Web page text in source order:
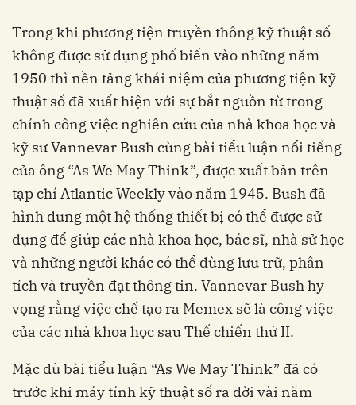
Trong khi phương tiện truyền thông kỹ thuật số
không được sử dụng phổ biến vào những năm
1950 thì nền tảng khái niệm của phương tiện kỹ
thuật số đã xuất hiện với sự bắt nguồn từ trong
chính công việc nghiên cứu của nhà khoa học và
kỹ sư Vannevar Bush cùng bài tiểu luận nổi tiếng
của ông “As We May Think”, được xuất bản trên
tạp chí Atlantic Weekly vào năm 1945. Bush đã
hình dung một hệ thống thiết bị có thể được sử
dụng để giúp các nhà khoa học, bác sĩ, nhà sử học
và những người khác có thể dùng lưu trữ, phân
tích và truyền đạt thông tin. Vannevar Bush hy
vọng rằng việc chế tạo ra Memex sẽ là công việc
của các nhà khoa học sau Thế chiến thứ II.
Mặc dù bài tiểu luận “As We May Think” đã có
trước khi máy tính kỹ thuật số ra đời vài năm